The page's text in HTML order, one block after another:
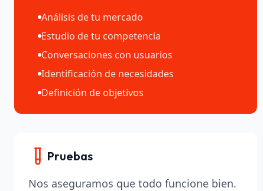
Análisis de tu mercado
Estudio de tu competencia
Conversaciones con usuarios
Identificación de necesidades
Definición de objetivos
Pruebas
Nos aseguramos que todo funcione bien.